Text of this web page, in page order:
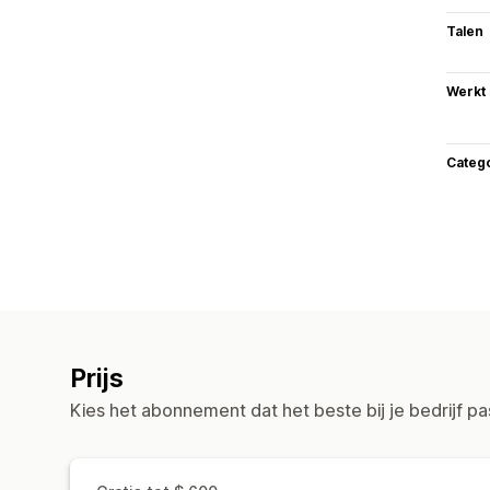
Talen
Werkt
Prijs
Kies het abonnement dat het beste bij je bedrijf